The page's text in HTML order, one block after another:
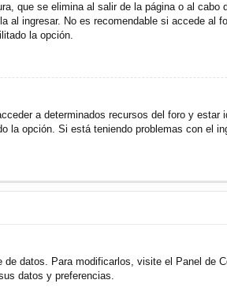
que se elimina al salir de la página o al
ingresar. No es recomendable si accede al
la opción.
a determinados recursos del foro y
opción. Si está teniendo problemas con el
datos. Para modificarlos, visite el Panel de
datos y preferencias.